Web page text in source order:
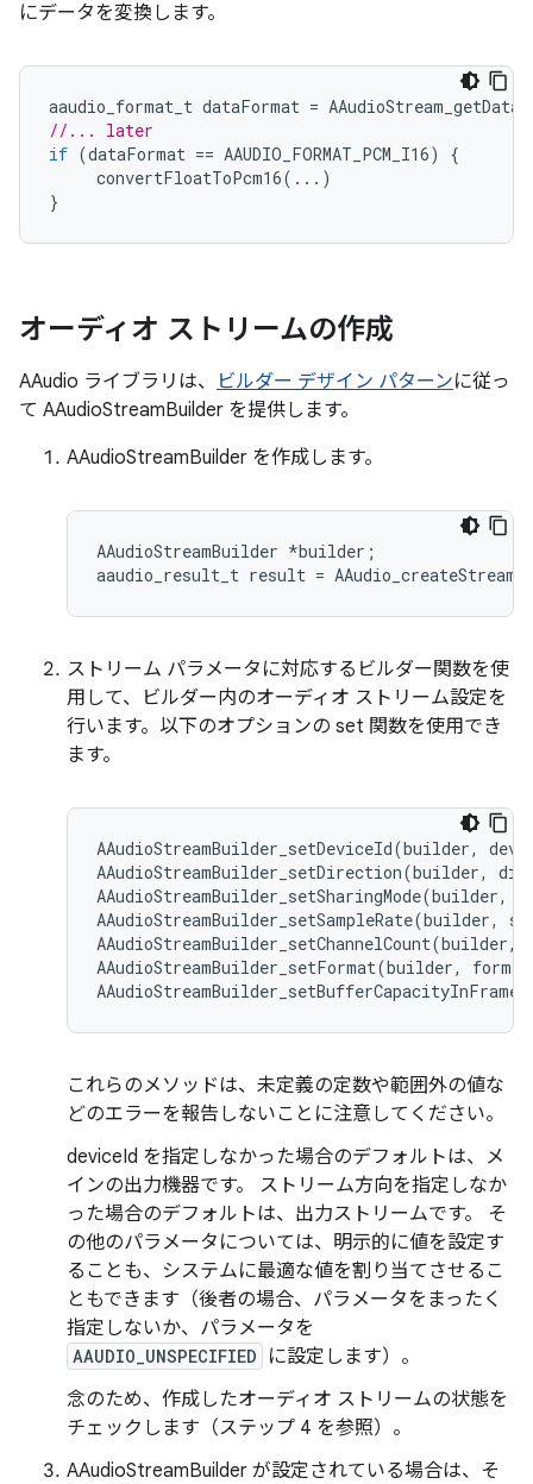
にデータを変換します。
aaudio_format_t dataFormat =
//... later
if (dataFormat == AAUDIO_FORMAT_PCM_I16)
{
convertFloatToPcm16(...)
}
オーディオ ストリームの作成
AAudio ライブラリは、 ビルダー デザイン パターンに従っ
て AAudioStreamBuilder を提供します。
AAudioStreamBuilder を作成します。
AAudioStreamBuilder *builder;
ストリーム パラメータに対応するビルダー関数を使
用して、ビルダー内のオーディオ ストリーム設定を
行います。以下のオプションの set 関数を使用でき
ます。
AAudioStreamBuilder_setDeviceId(builder,
AAudioStreamBuilder_setDirection(builder,
AAudioStreamBuilder_setSharingMode(builder,
AAudioStreamBuilder_setSampleRate(builder,
AAudioStreamBuilder_setChannelCount(builder,
AAudioStreamBuilder_setFormat(builder,
これらのメソッドは、未定義の定数や範囲外の値な
どのエラーを報告しないことに注意してください。
deviceId を指定しなかった場合のデフォルトは、メ
インの出力機器です。 ストリーム方向を指定しなか
った場合のデフォルトは、出力ストリームです。 そ
の他のパラメータについては、明示的に値を設定す
ることも、システムに最適な値を割り当てさせるこ
ともできます（後者の場合、パラメータをまったく
指定しないか、パラメータを
AAUDIO_UNSPECIFIED
に設定します）。
念のため、作成したオーディオ ストリームの状態を
チェックします（ステップ 4 を参照）。
AAudioStreamBuilder が設定されている場合は、そ